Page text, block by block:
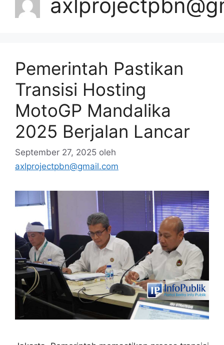
Pemerintah Pastikan
Transisi Hosting
MotoGP Mandalika
2025 Berjalan Lancar
September 27, 2025 oleh
axlprojectpbn@gmail.com